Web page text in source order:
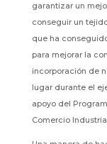
garantizar un
conseguir un
que ha
para mejorar la
incorporación de
lugar durante el
apoyo del
Comercio